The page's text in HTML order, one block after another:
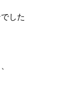
した